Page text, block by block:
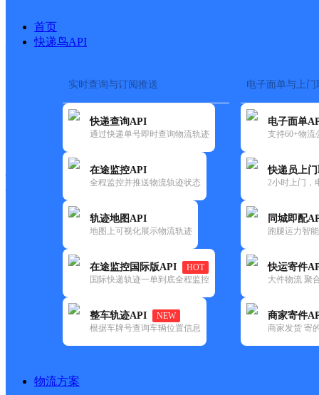
首页
快递鸟API
实时查询与订阅推送
快递查询API
通过快递单号即时查询物流轨迹
在途监控API
全程监控并推送物流轨迹状态
轨迹地图API
地图上可视化展示物流轨迹
在途监控国际版API
HOT
国际快递轨迹一单到底全程监控
整车轨迹API
NEW
根据车牌号查询车辆位置信息
电子面单与上门
电子面单
支持60+物流
快递员上
2小时上门，
同城即配
跑腿运力智
快运寄件
大件物流 聚
商家寄件
商家发货 寄
物流方案
快运大全 快递时效
韵达
VIP项目总仓福建一仓南安分部
更新时间：2022-07-14 00:00:00
所属快递：韵达速递
所属区域：福建省-泉州市-南安市